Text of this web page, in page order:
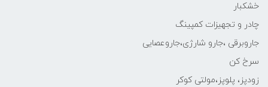
خشکبار
چادر و تجهیزات کمپینگ
جاروبرقی ،جارو شارژی،جاروعصایی
سرخ کن
زودپز، پلوپز،مولتی کوکر